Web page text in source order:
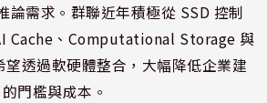
論需求。群聯近年積極從 SSD 控制
Cache、Computational Storage 與
透過軟硬體整合，大幅降低企業建
門檻與成本。